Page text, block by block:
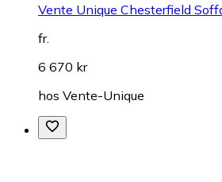
Vente Unique Chesterfield
fr.
6 670 kr
hos Vente-Unique